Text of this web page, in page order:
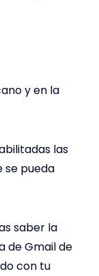
y en la
las
se pueda
saber la
de Gmail de
con tu